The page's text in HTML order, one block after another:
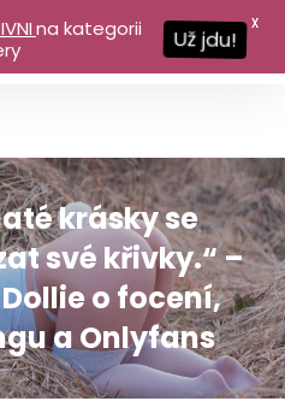
krásky se
své křivky.“ –
Dollie o focení,
a Onlyfans
na kategorii
Už jdu!
X